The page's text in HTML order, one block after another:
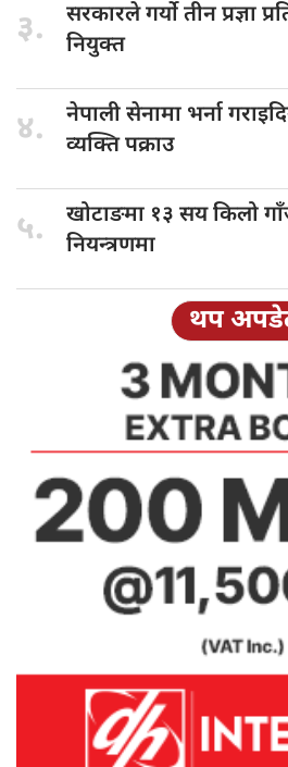
३. सरकारले गर्योतीन प्रज्ञा
नियुक्त
४. नेपाली सेनामा भर्ना
व्यक्ति पक्राउ
५. खोटाङमा १३ सय किलो
नियन्त्रणमा
थप